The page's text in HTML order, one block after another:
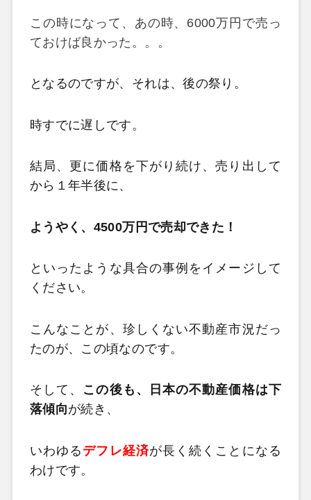
この時になって、あの時、6000万円で売っ
ておけば良かった。。。
となるのですが、それは、後の祭り。
時すでに遅しです。
結局、更に価格を下がり続け、売り出して
から１年半後に、
ようやく、4500万円で売却できた！
といったような具合の事例をイメージして
ください。
こんなことが、珍しくない不動産市況だっ
たのが、この頃なのです。
そして、 この後も、日本の不動産価格は下
落傾向が続き、
いわゆる デフレ経済が長く続くことになる
わけです。